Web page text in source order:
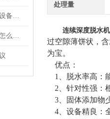
污水直排怎么办看生活污水处理设备放大招
带式污泥脱水机滤布清洗不干净怎么办？
处理量
连续深度脱水机
过空隙薄饼状，
为宝。
优点：
1、脱水率高：
2、针对性强：
3、固体添加物
4、设备精良：